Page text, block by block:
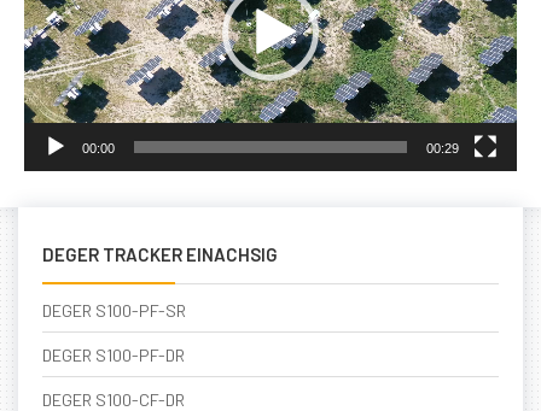
00:00 00:29
DEGER TRACKER EINACHSIG
DEGER S100-PF-SR
DEGER S100-PF-DR
DEGER S100-CF-DR